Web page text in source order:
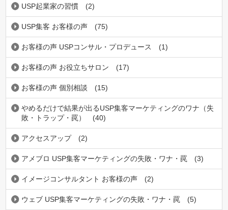
USP起業家の習慣 (2)
USP集客 お客様の声 (75)
お客様の声 USPコンサル・プロデュース (1)
お客様の声 お役立ちサロン (17)
お客様の声 個別相談 (15)
やめるだけで結果が出るUSP集客マーケティングのワナ（失
敗・トラップ・罠）
(40)
アクセスアップ (2)
アメブロ USP集客マーケティングの失敗・ワナ・罠 (3)
イメージコンサルタント お客様の声 (2)
ウェブ USP集客マーケティングの失敗・ワナ・罠 (5)